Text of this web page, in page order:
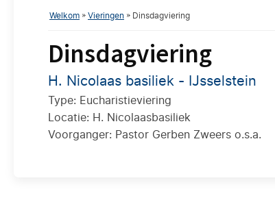
Welkom » Vieringen » Dinsdagviering
Dinsdagviering
H. Nicolaas basiliek - IJsselstein
Type: Eucharistieviering
Locatie: H. Nicolaasbasiliek
Voorganger: Pastor Gerben Zweers o.s.a.